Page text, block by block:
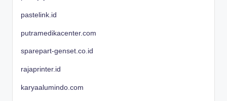
pastelink.id
putramedikacenter.com
sparepart-genset.co.id
rajaprinter.id
karyaalumindo.com